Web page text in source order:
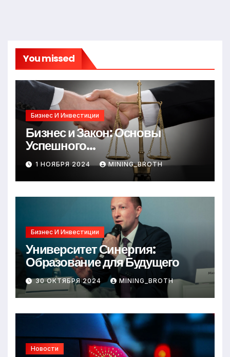
You missed
Бизнес И Инвестиции
Бизнес и Закон: Основы
Успешного
Предпринимательства
1 НОЯБРЯ 2024 MINING_BROTH
Бизнес И Инвестиции
Университет Синергия:
Образование для Будущего
30 ОКТЯБРЯ 2024 MINING_BROTH
Новости